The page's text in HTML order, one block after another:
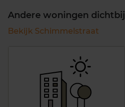
Andere woningen dichtbij
Bekijk Schimmelstraat